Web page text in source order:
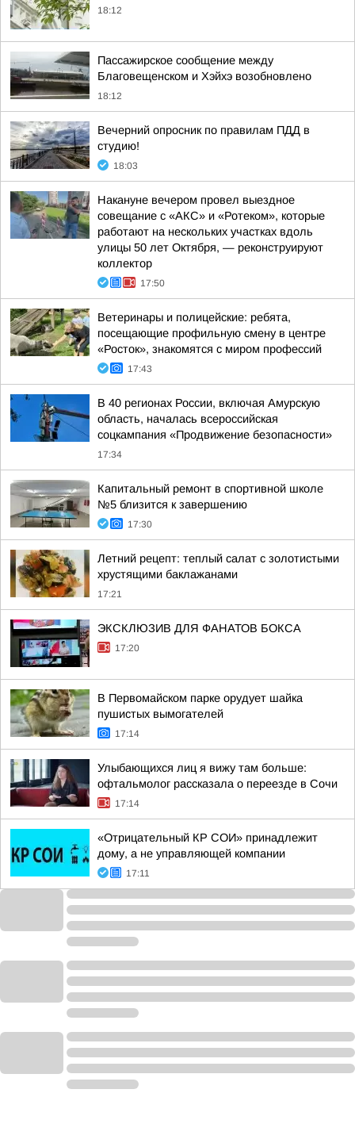
18:12
Пассажирское сообщение между
Благовещенском и Хэйхэ возобновлено
18:12
Вечерний опросник по правилам ПДД в
студию!
18:03
Накануне вечером провел выездное
совещание с «АКС» и «Ротеком», которые
работают на нескольких участках вдоль
улицы 50 лет Октября, — реконструируют
коллектор
17:50
Ветеринары и полицейские: ребята,
посещающие профильную смену в центре
«Росток», знакомятся с миром профессий
17:43
В 40 регионах России, включая Амурскую
область, началась всероссийская
соцкампания «Продвижение безопасности»
17:34
Капитальный ремонт в спортивной школе
№5 близится к завершению
17:30
Летний рецепт: теплый салат с золотистыми
хрустящими баклажанами
17:21
ЭКСКЛЮЗИВ ДЛЯ ФАНАТОВ БОКСА
17:20
В Первомайском парке орудует шайка
пушистых вымогателей
17:14
Улыбающихся лиц я вижу там больше:
офтальмолог рассказала о переезде в Сочи
17:14
«Отрицательный КР СОИ» принадлежит
дому, а не управляющей компании
17:11